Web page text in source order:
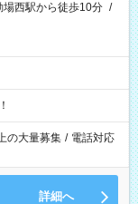
場西駅から徒歩10分 /
の大量募集 / 電話対応
詳細へ